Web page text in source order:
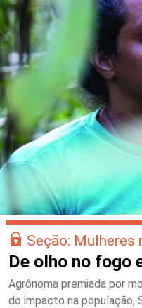
Seção: Mulheres
De olho no fogo
Agrônoma premiada por
do impacto na população,